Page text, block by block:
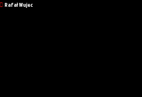
Rafał Wujec